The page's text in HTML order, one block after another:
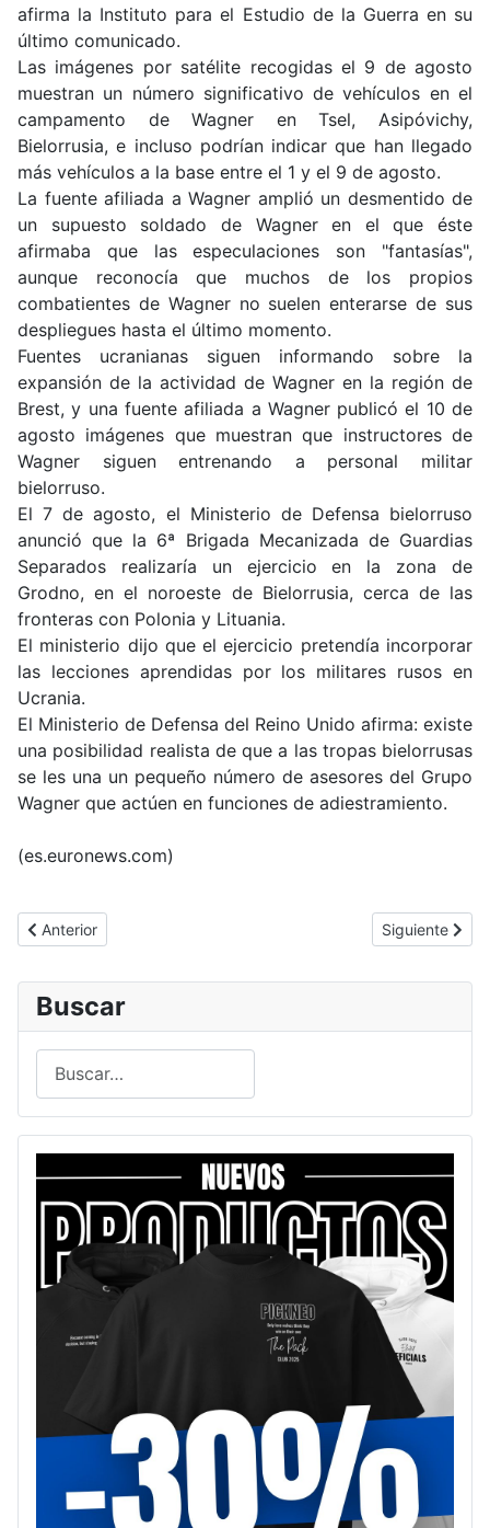
afirma la Instituto para el Estudio de la Guerra en su
último comunicado.
Las imágenes por satélite recogidas el 9 de agosto
muestran un número significativo de vehículos en el
campamento de Wagner en Tsel, Asipóvichy,
Bielorrusia, e incluso podrían indicar que han llegado
más vehículos a la base entre el 1 y el 9 de agosto.
La fuente afiliada a Wagner amplió un desmentido de
un supuesto soldado de Wagner en el que éste
afirmaba que las especulaciones son "fantasías",
aunque reconocía que muchos de los propios
combatientes de Wagner no suelen enterarse de sus
despliegues hasta el último momento.
Fuentes ucranianas siguen informando sobre la
expansión de la actividad de Wagner en la región de
Brest, y una fuente afiliada a Wagner publicó el 10 de
agosto imágenes que muestran que instructores de
Wagner siguen entrenando a personal militar
bielorruso.
El 7 de agosto, el Ministerio de Defensa bielorruso
anunció que la 6ª Brigada Mecanizada de Guardias
Separados realizaría un ejercicio en la zona de
Grodno, en el noroeste de Bielorrusia, cerca de las
fronteras con Polonia y Lituania.
El ministerio dijo que el ejercicio pretendía incorporar
las lecciones aprendidas por los militares rusos en
Ucrania.
El Ministerio de Defensa del Reino Unido afirma: existe
una posibilidad realista de que a las tropas bielorrusas
se les una un pequeño número de asesores del Grupo
Wagner que actúen en funciones de adiestramiento.
(es.euronews.com)
Artículo anterior: Kiev reporta avances en Bajmut: Ucrania
Anterior Artículo
Siguiente
Buscar